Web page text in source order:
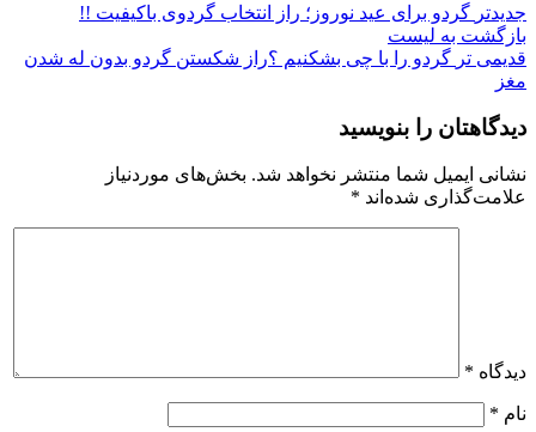
جدیدتر گردو برای عید نوروز؛ راز انتخاب گردوی باکیفیت !!
بازگشت به لیست
قدیمی تر گردو را با چی بشکنیم ؟راز شکستن گردو بدون له شدن
مغز
دیدگاهتان را بنویسید
نشانی ایمیل شما منتشر نخواهد شد. بخش‌های موردنیاز
علامت‌گذاری شده‌اند *
دیدگاه *
نام *